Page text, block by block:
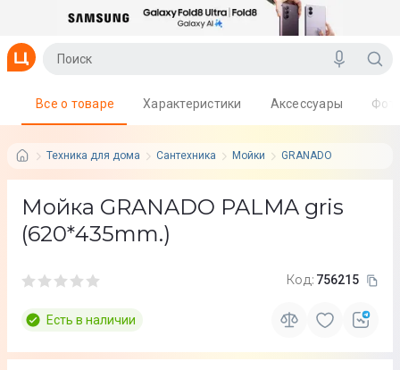
Техника для дома Сантехника Мойки GRANADO
Все о товаре Характеристики Аксессуары
Мойка GRANADO PALMA gris
(620*435mm.)
Код: 756215
Есть в наличии